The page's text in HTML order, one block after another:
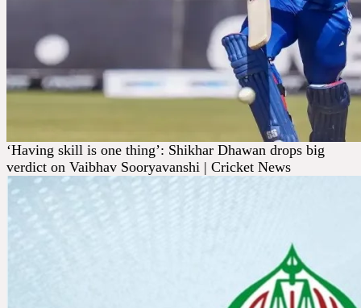
‘Having skill is one thing’: Shikhar Dhawan drops big
verdict on Vaibhav Sooryavanshi | Cricket News